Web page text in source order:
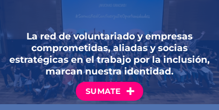
La red de voluntariado y empresas
comprometidas, aliadas y socias
estratégicas en el trabajo por la inclusión,
marcan nuestra identidad.
SUMATE